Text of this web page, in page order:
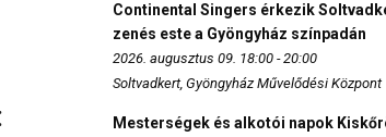
Continental Singers érkezik
zenés este a Gyöngyház színpadán
2026. augusztus 09. 18:00 - 20:00
Soltvadkert, Gyöngyház Művelődési Központ
Mesterségek és alkotói napok